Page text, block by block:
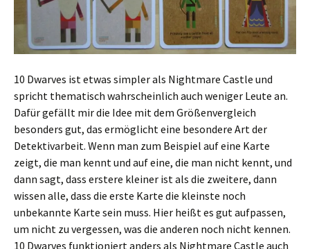
10 Dwarves ist etwas simpler als Nightmare Castle und
spricht thematisch wahrscheinlich auch weniger Leute an.
Dafür gefällt mir die Idee mit dem Größenvergleich
besonders gut, das ermöglicht eine besondere Art der
Detektivarbeit. Wenn man zum Beispiel auf eine Karte
zeigt, die man kennt und auf eine, die man nicht kennt, und
dann sagt, dass erstere kleiner ist als die zweitere, dann
wissen alle, dass die erste Karte die kleinste noch
unbekannte Karte sein muss. Hier heißt es gut aufpassen,
um nicht zu vergessen, was die anderen noch nicht kennen.
10 Dwarves funktioniert anders als Nightmare Castle auch